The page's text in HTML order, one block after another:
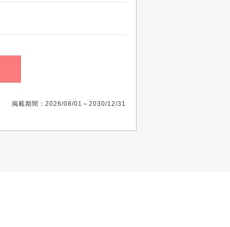
掲載期間：2026/08/01～2030/12/31